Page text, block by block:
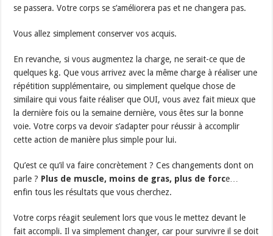
se passera. Votre corps se s’améliorera pas et ne changera pas.
Vous allez simplement conserver vos acquis.
En revanche, si vous augmentez la charge, ne serait-ce que de
quelques kg. Que vous arrivez avec la même charge à réaliser une
répétition supplémentaire, ou simplement quelque chose de
similaire qui vous faite réaliser que OUI, vous avez fait mieux que
la dernière fois ou la semaine dernière, vous êtes sur la bonne
voie. Votre corps va devoir s’adapter pour réussir à accomplir
cette action de manière plus simple pour lui.
Qu’est ce qu’il va faire concrètement ? Ces changements dont on
parle ? Plus de muscle, moins de gras, plus de force…
enfin tous les résultats que vous cherchez.
Votre corps réagit seulement lors que vous le mettez devant le
fait accompli. Il va simplement changer, car pour survivre il se doit